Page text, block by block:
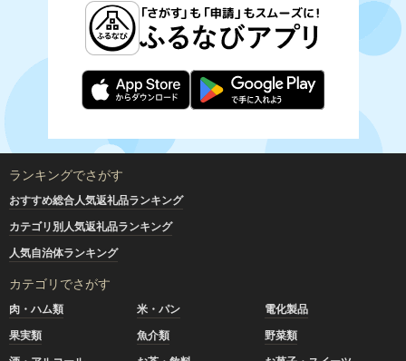
ランキングでさがす
おすすめ総合人気返礼品ランキング
カテゴリ別人気返礼品ランキング
人気自治体ランキング
カテゴリでさがす
肉・ハム類 米・パン
電化製品
果実類
魚介類
野菜類